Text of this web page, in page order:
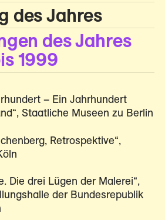
des Jahres
des Jahres
1999
– Ein Jahrhundert
Staatliche Museen zu Berlin
Retrospektive“,
Die drei Lügen der Malerei“,
der Bundesrepublik